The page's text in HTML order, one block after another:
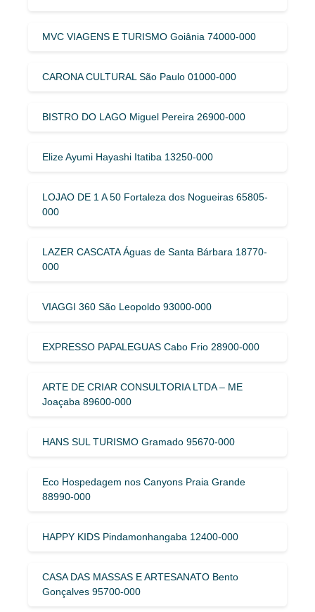
MVC VIAGENS E TURISMO Goiânia 74000-000
CARONA CULTURAL São Paulo 01000-000
BISTRO DO LAGO Miguel Pereira 26900-000
Elize Ayumi Hayashi Itatiba 13250-000
LOJAO DE 1 A 50 Fortaleza dos Nogueiras 65805-
000
LAZER CASCATA Águas de Santa Bárbara 18770-
000
VIAGGI 360 São Leopoldo 93000-000
EXPRESSO PAPALEGUAS Cabo Frio 28900-000
ARTE DE CRIAR CONSULTORIA LTDA – ME
Joaçaba 89600-000
HANS SUL TURISMO Gramado 95670-000
Eco Hospedagem nos Canyons Praia Grande
88990-000
HAPPY KIDS Pindamonhangaba 12400-000
CASA DAS MASSAS E ARTESANATO Bento
Gonçalves 95700-000